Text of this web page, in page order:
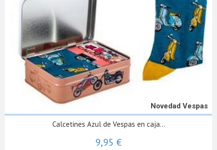
Novedad Vespas
Calcetines Azul de Vespas en caja...
9,95 €